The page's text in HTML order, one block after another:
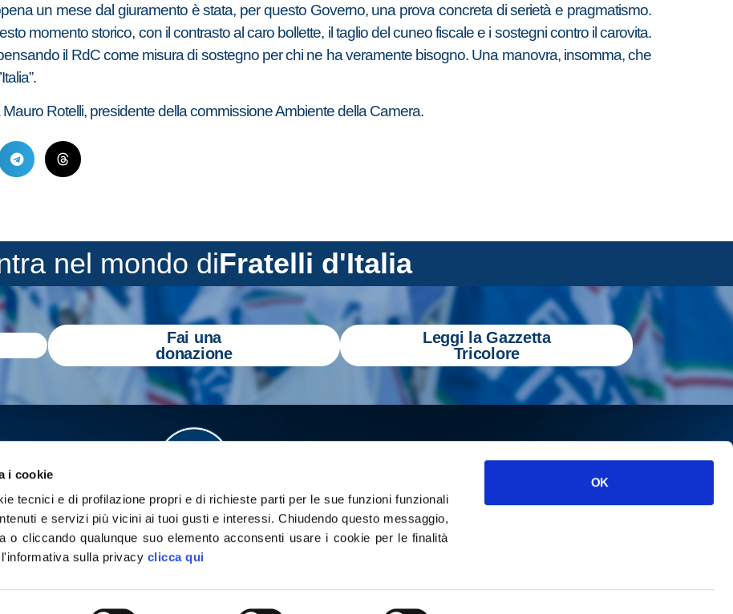
i cookie
tecnici e di profilazione propri e di richieste parti per le sue funzioni funzionali
e servizi più vicini ai tuoi gusti e interessi.Chiudendo questo messaggio,
o cliccando qualunque suo elemento acconsenti usare i cookie per le finalità
sulla privacy clicca qui
OK
un mese dal giuramento è stata, per questo Governo, una prova concreta di serietà e pragmatismo.
momento storico, con il contrasto al caro bollette, il taglio del cuneo fiscale e i sostegni contro il carovita.
il RdC come misura di sostegno per chi ne ha veramente bisogno. Una manovra, insomma, che
Mauro Rotelli, presidente della commissione Ambiente della Camera.
nel mondo diFratelli d'Italia
Fai una
donazione
Leggi la Gazzetta
Tricolore
Gazzetta Tricolore per tenerti aggiornato